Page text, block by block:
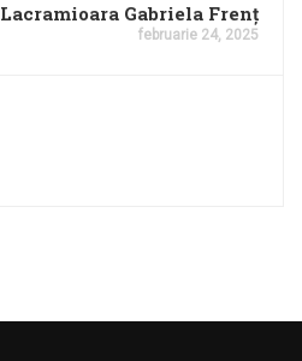
Lacramioara Gabriela Frenț
februarie 24, 2025